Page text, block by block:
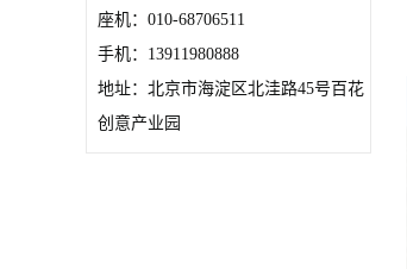
座机：010-68706511
手机：13911980888
地址：北京市海淀区北洼路45号百花
创意产业园